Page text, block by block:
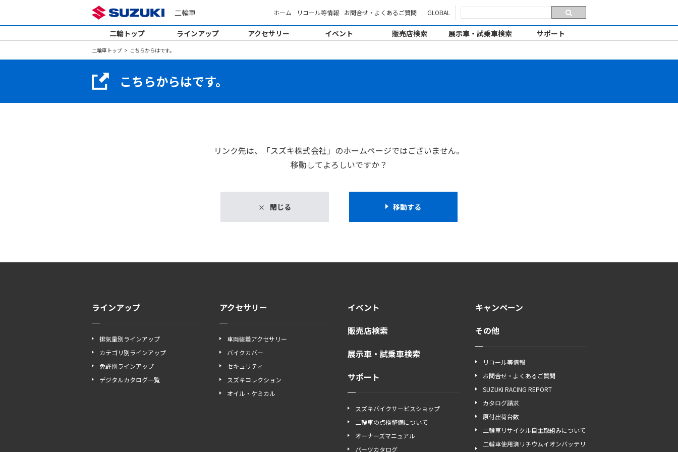
二輪車 ホーム リコール等情報 お問合せ・よくあるご質問 GLOBAL
二輪トップ ラインアップ アクセサリー イベント 販売店検索 展示車・試乗車検索 サポート
二輪車トップ こちらからはです。
こちらからはです。
リンク先は、「スズキ株式会社」のホームページではございません。
移動してよろしいですか？
閉じる 移動する
ラインアップ
排気量別ラインアップ
カテゴリ別ラインアップ
免許別ラインアップ
デジタルカタログ一覧
アクセサリー
車両装着アクセサリー
バイクカバー
セキュリティ
スズキコレクション
オイル・ケミカル
イベント
販売店検索
展示車・試乗車検索
サポート
スズキバイクサービスショップ
二輪車の点検整備について
オーナーズマニュアル
パーツカタログ
キャンペーン
その他
リコール等情報
お問合せ・よくあるご質問
SUZUKI RACING REPORT
カタログ請求
原付出荷台数
二輪車リサイクル自主取組みについて
二輪車使用済リチウムイオンバッテリ